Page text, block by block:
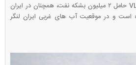
یک فروند ابر نفتکش VLCC حامل ۲ میلیون بشکه نفت، همچنان در ایران
و در موقعیت آب های غربی ایران لنگر